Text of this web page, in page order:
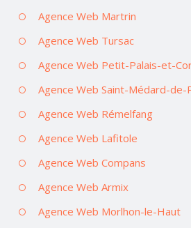
Agence Web Martrin
Agence Web Tursac
Agence Web Petit-Palais-et-
Agence Web Saint-Médard-de-
Agence Web Rémelfang
Agence Web Lafitole
Agence Web Compans
Agence Web Armix
Agence Web Morlhon-le-Haut